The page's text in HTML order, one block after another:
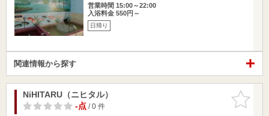
営業時間 15:00～22:00
入浴料金 550円～
日帰り
関連情報から探す
お気に入
りに追加
NiHITARU（ニヒタル）
-点/ 0 件